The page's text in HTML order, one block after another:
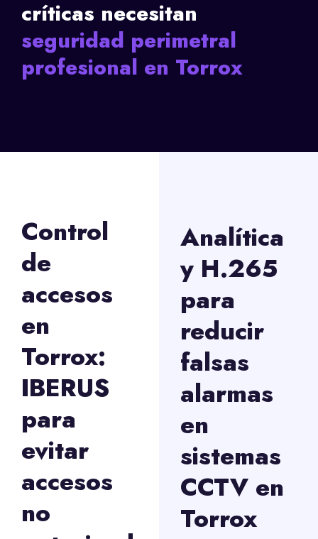
críticas necesitan
seguridad perimetral
profesional en Torrox
Control
de
accesos
en
Torrox:
IBERUS
para
evitar
accesos
no
Analítica
y H.265
para
reducir
falsas
alarmas
en
sistemas
CCTV en
Torrox